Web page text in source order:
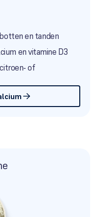
en tanden
en vitamine D3
of